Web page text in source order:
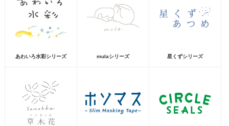
あわいろ水彩シリーズ mulaシリーズ 星くずシリーズ